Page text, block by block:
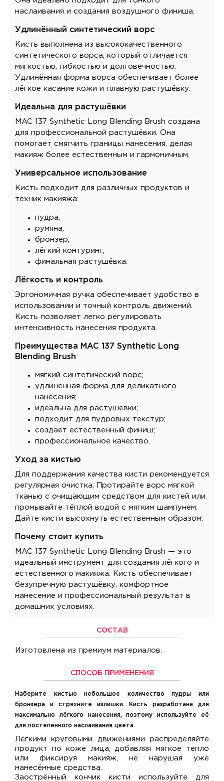
наслаивания и создания воздушного финиша.
Удлинённый синтетический ворс
Кисть выполнена из высококачественного
синтетического ворса, который отличается
мягкостью, гибкостью и долговечностью.
Удлинённая форма ворса обеспечивает более
лёгкое касание кожи и плавную растушёвку.
Идеальна для растушёвки
MAC 137 Synthetic Long Blending Brush создана
для профессиональной растушёвки. Она
помогает смягчить границы нанесения, делая
макияж более естественным и гармоничным.
Универсальное использование
Кисть подходит для различных продуктов и
техник макияжа:
пудра;
румяна;
бронзер;
лёгкий контуринг;
финальная растушёвка.
Лёгкость и контроль
Эргономичная ручка обеспечивает удобство в
использовании и точный контроль движений.
Кисть позволяет легко регулировать
интенсивность нанесения продукта.
Преимущества MAC 137 Synthetic Long
Blending Brush
мягкий синтетический ворс;
удлинённая форма для деликатного
нанесения;
идеальна для растушёвки;
подходит для пудровых текстур;
создаёт естественный финиш;
профессиональное качество.
Уход за кистью
Для поддержания качества кисти рекомендуется
регулярная очистка. Протирайте ворс мягкой
тканью с очищающим средством для кистей или
промывайте тёплой водой с мягким шампунем.
Дайте кисти высохнуть естественным образом.
Почему стоит купить
MAC 137 Synthetic Long Blending Brush — это
идеальный инструмент для создания лёгкого и
естественного макияжа. Кисть обеспечивает
безупречную растушёвку, комфортное
нанесение и профессиональный результат в
домашних условиях.
СОСТАВ
Изготовлена из премиум материалов.
СПОСОБ ПРИМЕНЕНИЯ
Наберите кистью небольшое количество пудры или
бронзера и стряхните излишки. Кисть разработана для
максимально лёгкого нанесения, поэтому используйте её
для постепенного наслаивания цвета.
Лёгкими круговыми движениями распределяйте
продукт по коже лица, добавляя мягкое тепло
или фиксируя макияж, не нарушая уже
нанесённые средства.
Заострённый кончик кисти используйте для